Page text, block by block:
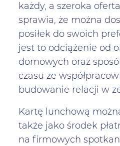
każdy, a szeroka
sprawia, że można
posiłek do swoich
jest to odciążenie od
domowych oraz
czasu ze
budowanie relacji w
Kartę lunchową
także jako środek
na firmowych